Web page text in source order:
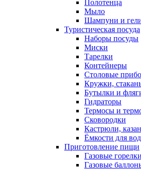
Полотенца
Мыло
Шампуни и
Туристическая посуда
Наборы посуды
Миски
Тарелки
Контейнеры
Столовые
Кружки,
Бутылки и
Гидраторы
Термосы и
Сковородки
Кастрюли,
Ёмкости для
Приготовление пищи
Газовые горелки
Газовые